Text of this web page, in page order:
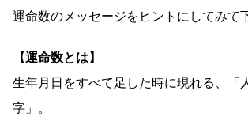
運命数のメッセージをヒントにしてみて
【運命数とは】
生年月日をすべて足した時に現れる、「
字」。